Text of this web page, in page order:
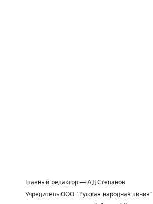
Главный редактор — А.Д.Степанов
Учредитель ООО "Русская народная линия"